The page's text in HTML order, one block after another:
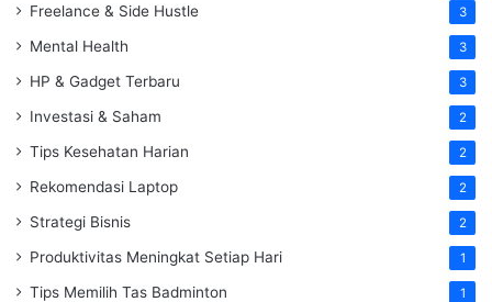
Freelance & Side Hustle 3
Mental Health 3
HP & Gadget Terbaru 3
Investasi & Saham 2
Tips Kesehatan Harian 2
Rekomendasi Laptop 2
Strategi Bisnis 2
Produktivitas Meningkat Setiap Hari 1
Tips Memilih Tas Badminton 1